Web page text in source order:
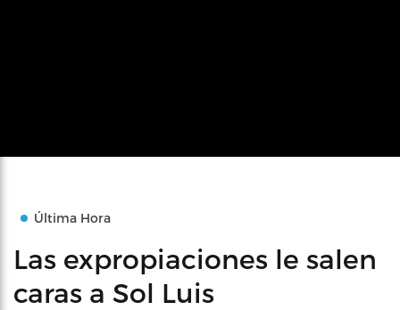
Última Hora
Las expropiaciones le salen
caras a Sol Luis